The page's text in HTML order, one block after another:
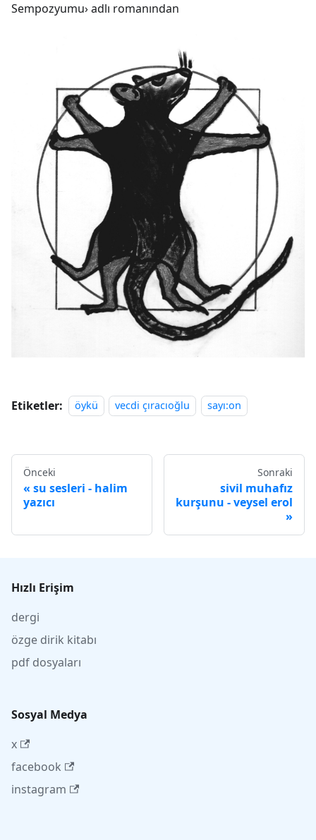
Sempozyumu› adlı romanından
Etiketler: öykü vecdi çıracıoğlu sayı:on
Önceki
su sesleri - halim
yazıcı
Sonraki
sivil muhafız
kurşunu - veysel erol
Hızlı Erişim
dergi
özge dirik kitabı
pdf dosyaları
Sosyal Medya
x
facebook
instagram